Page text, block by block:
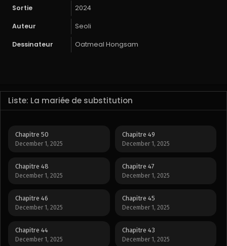
Sortie 2024
Auteur Seoli
Dessinateur Oatmeal Hongsam
Liste: La mariée de substitution
Chapitre 50
December 1, 2025
Chapitre 49
December 1, 2025
Chapitre 48
December 1, 2025
Chapitre 47
December 1, 2025
Chapitre 46
December 1, 2025
Chapitre 45
December 1, 2025
Chapitre 44
December 1, 2025
Chapitre 43
December 1, 2025